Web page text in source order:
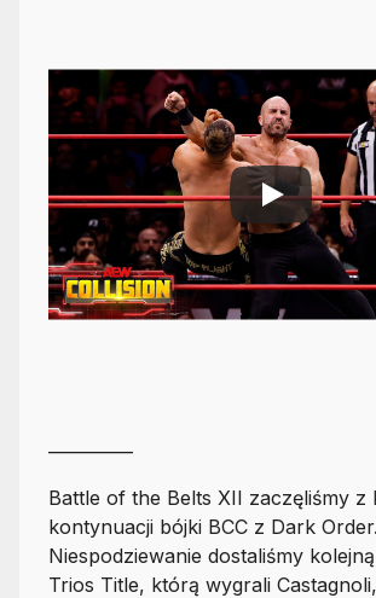
Battle of the Belts XII zaczęliśmy z
kontynuacji bójki BCC z Dark Order.
Niespodziewanie dostaliśmy
Trios Title, którą wygrali